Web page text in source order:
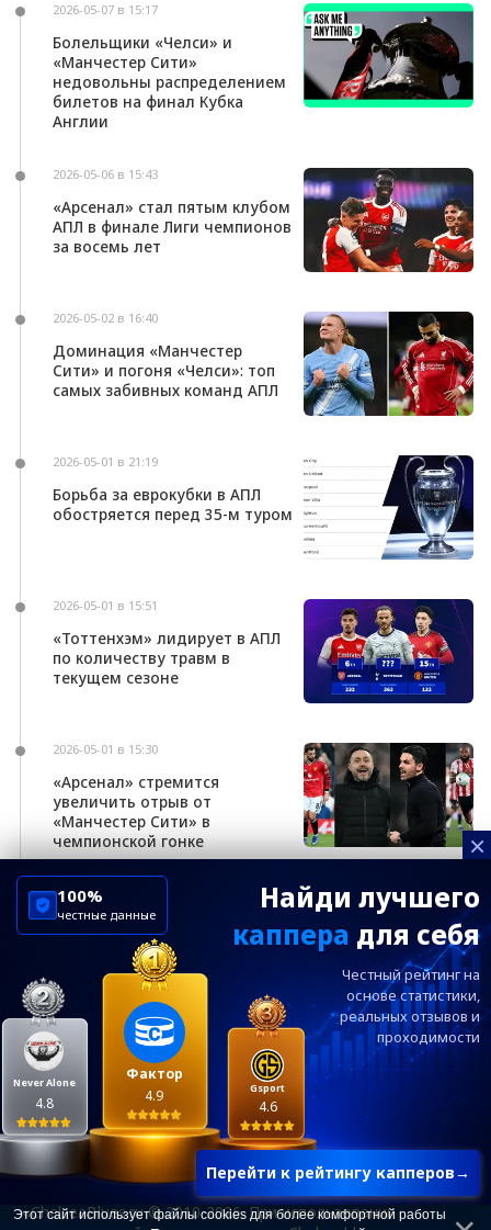
2026-05-07 в 15:17
Болельщики «Челси» и
«Манчестер Сити»
недовольны распределением
билетов на финал Кубка
Англии
2026-05-06 в 15:43
«Арсенал» стал пятым клубом
АПЛ в финале Лиги чемпионов
за восемь лет
2026-05-02 в 16:40
Доминация «Манчестер
Сити» и погоня «Челси»: топ
самых забивных команд АПЛ
2026-05-01 в 21:19
Борьба за еврокубки в АПЛ
обостряется перед 35-м туром
2026-05-01 в 15:51
«Тоттенхэм» лидирует в АПЛ
по количеству травм в
текущем сезоне
2026-05-01 в 15:30
«Арсенал» стремится
увеличить отрыв от
«Манчестер Сити» в
чемпионской гонке
×
Найди лучшего
каппера для себя
Честный рейтинг на
основе статистики,
реальныхотзывов и
проходимости
Перейти к рейтингу капперов→
Фактор
4.9
Never Alone
4.8
Gsport
4.6
100%
честные данные
ChelseaBluesRu
ФК Челси
Посетителям
Информация
Ежевечерний дайджест главных новостей от
редакции ChelseaBlues.ru — подписывайтесь!
«ChelseaBlues.ru © 2010-2026. При использовании
Этот сайт использует файлы cookies для более комфортной работы